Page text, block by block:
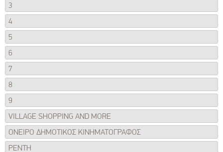
3
4
5
6
7
8
9
VILLAGE SHOPPING AND MORE
ΟΝΕΙΡΟ ΔΗΜΟΤΙΚΟΣ ΚΙΝΗΜΑΤΟΓΡΑΦΟΣ
ΡΕΝΤΗ